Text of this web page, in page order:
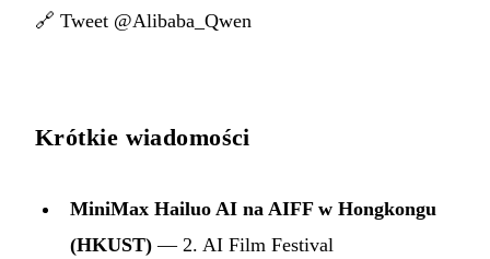
🔗 Tweet @Alibaba_Qwen
Krótkie wiadomości
MiniMax Hailuo AI na AIFF w Hongkongu
(HKUST) — 2. AI Film Festival